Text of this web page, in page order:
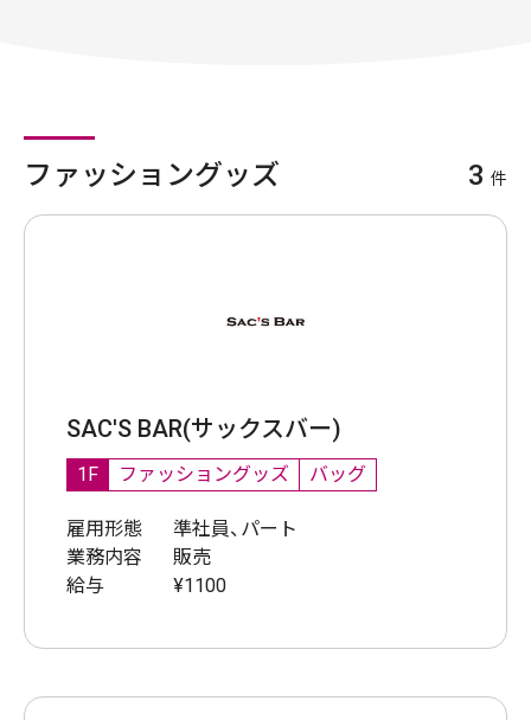
ファッショングッズ 3 件
SAC'S BAR(サックスバー)
1F ファッショングッズ バッグ
雇用形態
準社員、パート
業務内容
販売
給与
¥1100